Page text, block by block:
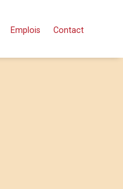
Emplois Contact